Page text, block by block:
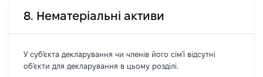
8. Нематеріальні активи
У суб'єкта декларування чи членів його сім'ї відсутні
об'єкти для декларування в цьому розділі.